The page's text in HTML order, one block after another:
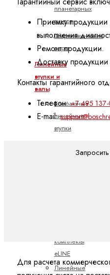
планетарных
винтов
Шариковинтовые
пары
Линейные
втулки и
валы
Компактные
линейные
втулки
линейные
комплекты
eLINE
Линейные
Приемку
выполнения
Ремонт продукции.
Доставку
Контакты гарантийного
Телефон:+7 495
E-mail:
Для расчета